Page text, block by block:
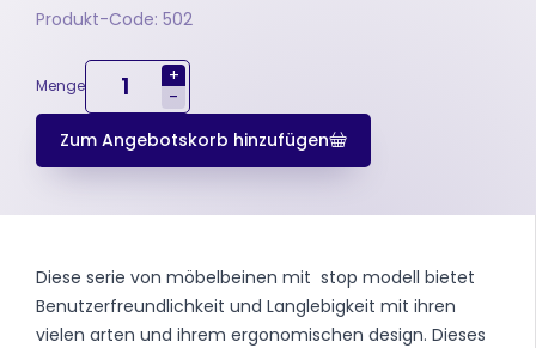
Produkt-Code: 502
Menge
+
-
Zum Angebotskorb hinzufügen
Diese serie von möbelbeinen mit stop modell bietet
Benutzerfreundlichkeit und Langlebigkeit mit ihren
vielen arten und ihrem ergonomischen design. Dieses